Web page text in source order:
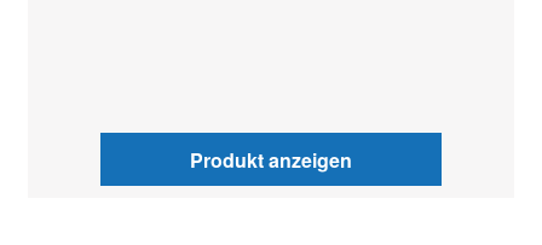
Produkt anzeigen